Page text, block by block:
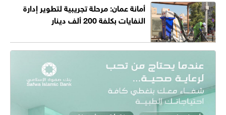
أمانة عمان: مرحلة تجريبية لتطوير إدارة
النفايات بكلفة 200 ألف دينار